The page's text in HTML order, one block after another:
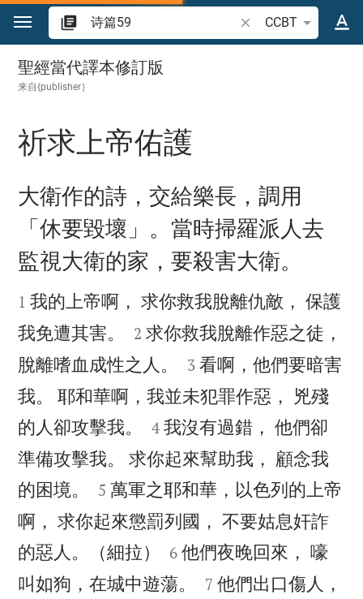
跳转到内容
搜索圣经经文或单词
CCBT
诗篇 59
聖經當代譯本修訂版
来自{publisher｝

祈求上帝佑護

大衛作的詩，交給樂長，調用
「休要毀壞」。當時掃羅派人去
監視大衛的家，要殺害大衛。

1 我的上帝啊， 求你救我脫離仇敵， 保護
我免遭其害。


2 求你救我脫離作惡之徒，
脫離嗜血成性之人。


3 看啊，他們要暗害
我。 耶和華啊，我並未犯罪作惡， 兇殘
的人卻攻擊我。


4 我沒有過錯， 他們卻
準備攻擊我。 求你起來幫助我， 顧念我
的困境。


5 萬軍之耶和華，以色列的上帝
啊， 求你起來懲罰列國， 不要姑息奸詐
的惡人。（細拉）


6 他們夜晚回來， 嚎
叫如狗，在城中遊蕩。


7 他們出口傷人，